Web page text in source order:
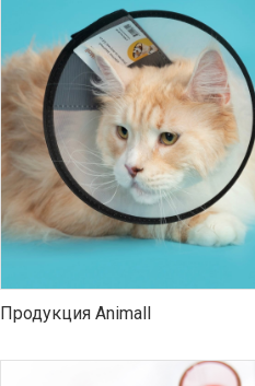
Продукция Animall